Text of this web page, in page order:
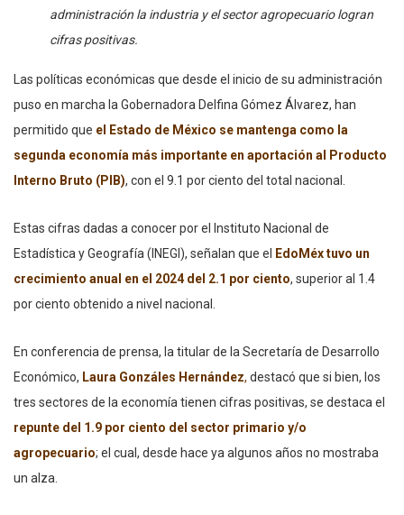
administración la industria y el sector agropecuario logran
cifras positivas.
Las políticas económicas que desde el inicio de su administración
puso en marcha la Gobernadora Delfina Gómez Álvarez, han
permitido que el Estado de México se mantenga como la
segunda economía más importante en aportación al Producto
Interno Bruto (PIB), con el 9.1 por ciento del total nacional.
Estas cifras dadas a conocer por el Instituto Nacional de
Estadística y Geografía (INEGI), señalan que el
EdoMéx tuvo un
crecimiento anual en el 2024 del 2.1 por ciento, superior al 1.4
por ciento obtenido a nivel nacional.
En conferencia de prensa, la titular de la Secretaría de Desarrollo
Económico, Laura Gonzáles Hernández, destacó que si bien, los
tres sectores de la economía tienen cifras positivas, se destaca el
repunte del 1.9 por ciento del sector primario y/o
agropecuario; el cual, desde hace ya algunos años no mostraba
un alza.